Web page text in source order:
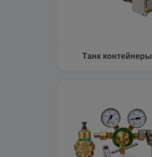
Танк контейнеры